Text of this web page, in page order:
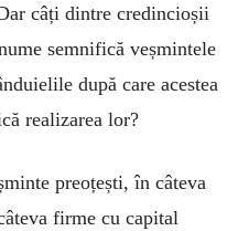
câți dintre credincioșii
semnifică veșmintele
după care acestea
realizarea lor?
preoțești, în câ­teva
firme cu ca­pital